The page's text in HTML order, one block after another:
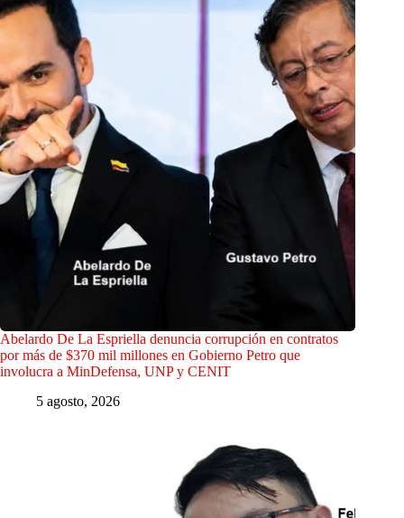
Abelardo De La Espriella denuncia corrupción en contratos
por más de $370 mil millones en Gobierno Petro que
involucra a MinDefensa, UNP y CENIT
5 agosto, 2026